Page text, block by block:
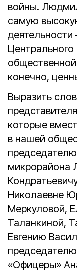
войны.
самую
деятельности
конечно,
Выразить
которые
в нашей
микрорайона
Николаевне
Меркуловой,
Таланкиной,
Евгению
«Офицеры»